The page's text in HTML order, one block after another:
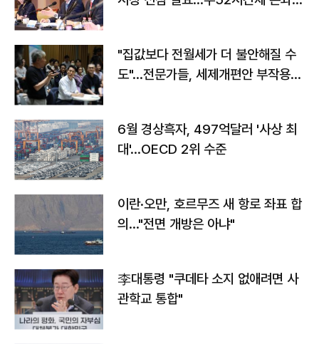
"집값보다 전월세가 더 불안해질 수
도"…전문가들, 세제개편안 부작용
6월 경상흑자, 497억달러 '사상 최
대'…OECD 2위 수준
이란·오만, 호르무즈 새 항로 좌표 합
의…"전면 개방은 아냐"
李대통령 "쿠데타 소지 없애려면 사
관학교 통합"